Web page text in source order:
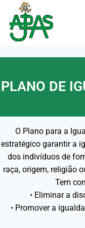
PLANO DE
O Plano para a
estratégico garantir a
dos indivíduos de
raça, origem, religião
Tem
• Eliminar a
• Promover a